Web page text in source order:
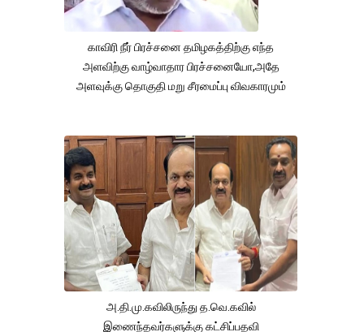
காவிரி நீர் பிரச்சனை தமிழகத்திற்கு எந்த
அளவிற்கு வாழ்வாதார பிரச்சனையோ,அதே
அளவுக்கு தொகுதி மறு சீரமைப்பு விவகாரமும்
அ.தி.மு.கவிலிருந்து த.வெ.கவில்
இணைந்தவர்களுக்கு கட்சிப்பதவி